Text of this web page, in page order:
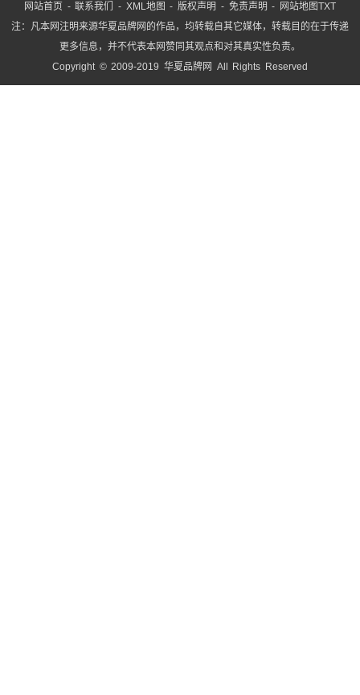
网站首页 -联系我们 - XML地图 -版权声明 - 免责声明 - 网站地图TXT
注：凡本网注明来源华夏品牌网的作品，均转载自其它媒体，转载目的在于传递
更多信息，并不代表本网赞同其观点和对其真实性负责。
Copyright © 2009-2019 华夏品牌网 All Rights Reserved